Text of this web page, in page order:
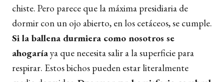
chiste. Pero parece que la máxima presidiaria de
dormir con un ojo abierto, en los cetáceos, se cumple.
Si la ballena durmiera como nosotros se
ahogaríaya que necesita salir a la superficie para
respirar. Estos bichos pueden estar literalmente